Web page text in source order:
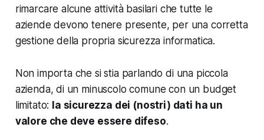
rimarcare alcune attività basilari che tutte le
aziende devono tenere presente, per una corretta
gestione della propria sicurezza informatica.
Non importa che si stia parlando di una piccola
azienda, di un minuscolo comune con un budget
limitato: la sicurezza dei (nostri) dati ha un
valore che deve essere difeso.